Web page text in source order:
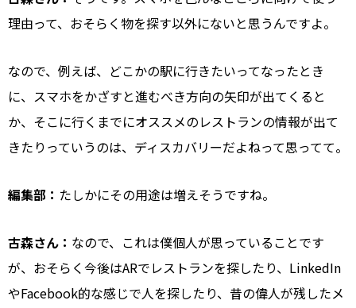
理由って、おそらく物を探す以外にないと思うんですよ。
なので、例えば、どこかの駅に行きたいってなったとき
に、スマホをかざすと進むべき方向の矢印が出てくると
か、そこに行くまでにオススメのレストランの情報が出て
きたりっていうのは、ディスカバリーだよねって思ってて。
編集部： たしかにその用途は増えそうですね。
古森さん： なので、これは僕個人が思っていることです
が、おそらく今後はARでレストランを探したり、LinkedIn
やFacebook的な感じで人を探したり、昔の偉人が残したメ